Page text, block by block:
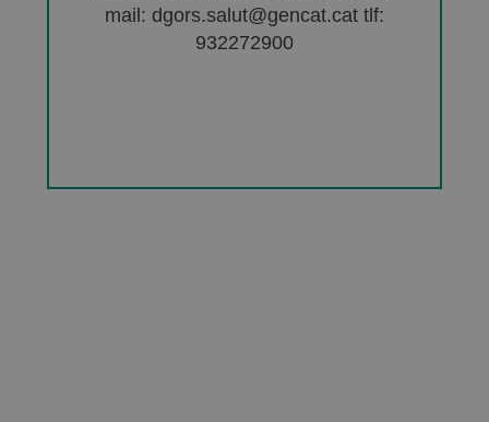
mail: dgors.salut@gencat.cat tlf:
932272900